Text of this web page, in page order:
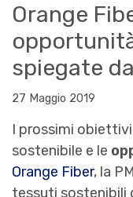
Orange
spiegate
27 Maggio 2019
I prossimi
sostenibile e le
Orange Fiber, la
tessuti sostenibili